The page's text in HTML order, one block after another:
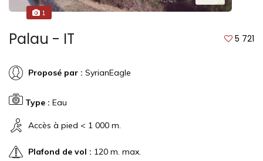
1
Palau - IT 5 721
Proposé par : SyrianEagle
Type : Eau
Accès à pied < 1 000 m.
Plafond de vol : 120 m. max.